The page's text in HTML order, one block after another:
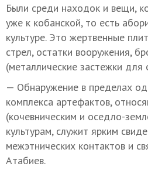
Были среди находок и вещи,
уже к кобанской, то есть
культуре. Это жертвенные
стрел, остатки вооружения,
(металлические застежки
— Обнаружение в пределах
комплекса артефактов,
(кочевническим и оседло-
культурам, служит ярким
межэтнических контактов и
Атабиев.